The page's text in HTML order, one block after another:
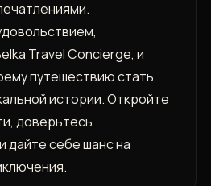
Travel Concierge, и
путешествию стать
истории. Откройте
доверьтесь
дайте себе шанс на